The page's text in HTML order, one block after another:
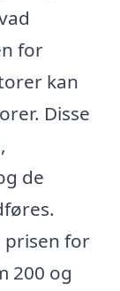
for
kan
Disse
de
prisen for
200 og